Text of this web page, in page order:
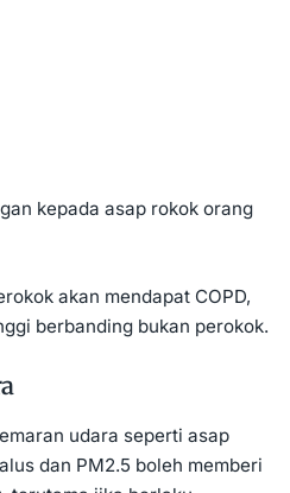
kepada asap rokok orang
akan mendapat COPD,
berbanding bukan perokok.
udara seperti asap
dan PM2.5 boleh memberi